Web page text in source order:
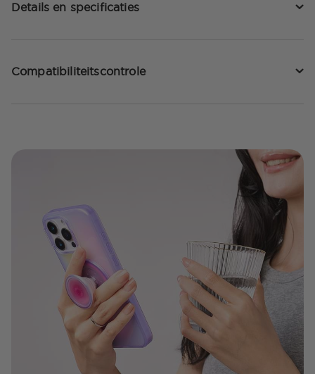
Details en specificaties
Compatibiliteitscontrole